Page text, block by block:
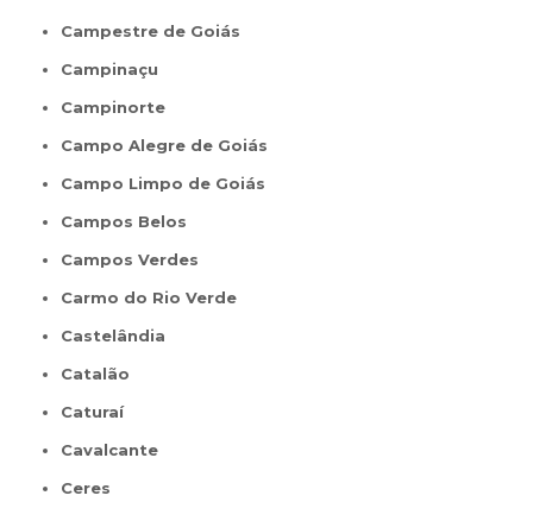
Campestre de Goiás
Campinaçu
Campinorte
Campo Alegre de Goiás
Campo Limpo de Goiás
Campos Belos
Campos Verdes
Carmo do Rio Verde
Castelândia
Catalão
Caturaí
Cavalcante
Ceres